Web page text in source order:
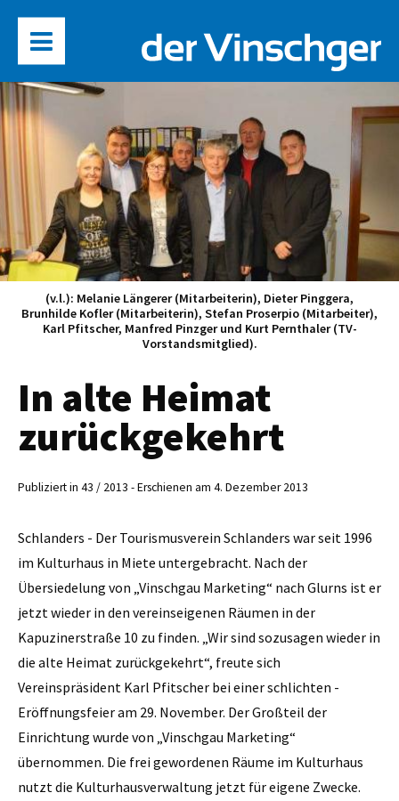
(v.l.): Melanie Längerer (Mitarbeiterin), Dieter Pinggera,
Brunhilde Kofler (Mitarbeiterin), Stefan Proserpio (Mitarbeiter),
Karl Pfitscher, Manfred Pinzger und Kurt Pernthaler (TV-
Vorstandsmitglied).
In alte Heimat
zurückgekehrt
Publiziert in 43 / 2013 - Erschienen am 4. Dezember 2013
Schlanders - Der Tourismusverein Schlanders war seit 1996
im Kulturhaus in Miete untergebracht. Nach der
Übersiedelung von „Vinschgau Marketing“ nach Glurns ist er
jetzt wieder in den vereinseigenen Räumen in der
Kapuzinerstraße 10 zu finden. „Wir sind sozusagen wieder in
die alte Heimat zurückgekehrt“, freute sich
Vereinspräsident Karl Pfitscher bei einer schlichten ­
Eröffnungsfeier am 29. November. Der Großteil der
Einrichtung wurde von „Vinschgau Marketing“
übernommen. Die frei gewordenen Räume im Kulturhaus
nutzt die Kulturhausverwaltung jetzt für eigene Zwecke.